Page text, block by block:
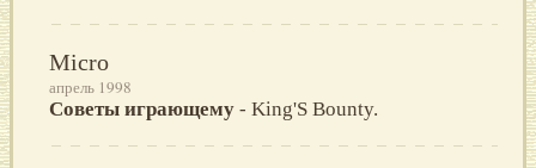
Micro
апрель 1998
Советы играющему - King'S Bounty.